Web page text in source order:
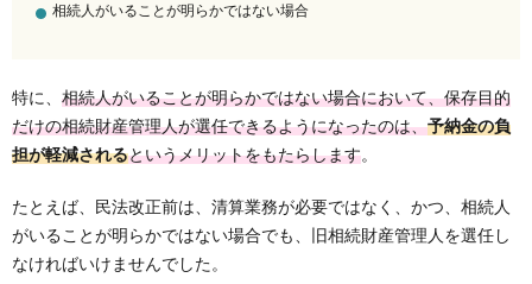
相続人がいることが明らかではない場合
特に、 相続人がいることが明らかではない場合において、保存目的
だけの相続財産管理人が選任できるようになったのは、予納金の負
担が軽減されるというメリットをもたらします。
たとえば、民法改正前は、清算業務が必要ではなく、かつ、相続人
がいることが明らかではない場合でも、旧相続財産管理人を選任し
なければいけませんでした。